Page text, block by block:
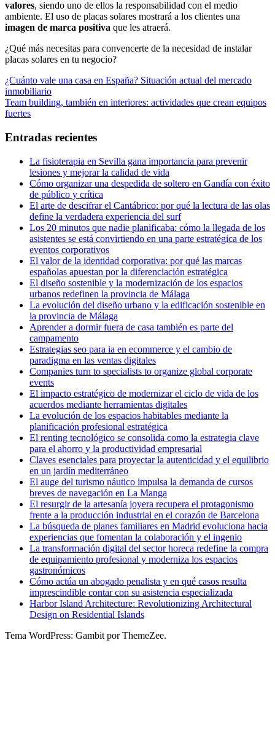
valores, siendo uno de ellos la responsabilidad con el medio
ambiente. El uso de placas solares mostrará a los clientes una
imagen de marca positiva que les atraerá.
¿Qué más necesitas para convencerte de la necesidad de instalar
placas solares en tu negocio?
Navegación
de
entradas
Entrada
anterior:
¿Cuánto vale una casa en España? Situación actual del mercado
inmobiliario
Entrada
siguiente:
Team building, también en interiores: actividades que crean equipos
fuertes
Entradas recientes
La fisioterapia en Sevilla gana importancia para prevenir
lesiones y mejorar la calidad de vida
Cómo organizar una despedida de soltero en Gandía con éxito
de público y crítica
El arte de descifrar el Cantábrico: por qué la lectura de las olas
define la verdadera experiencia del surf
Los 20 minutos que nadie planificaba: cómo la llegada de los
asistentes se está convirtiendo en una parte estratégica de los
eventos corporativos
El valor de la identidad corporativa: por qué las marcas
españolas apuestan por la diferenciación estratégica
El diseño sostenible y la modernización de los espacios
urbanos redefinen la provincia de Málaga
La evolución del diseño urbano y la edificación sostenible en
la provincia de Málaga
Aprender a dormir fuera de casa también es parte del
campamento
Estrategias seo para ia en ecommerce y el cambio de
paradigma en las ventas digitales
Companies turn to specialists to organize global corporate
events
El impacto estratégico de modernizar el ciclo de vida de los
acuerdos mediante herramientas digitales
La evolución de los espacios habitables mediante la
planificación profesional estratégica
El renting tecnológico se consolida como la estrategia clave
para el ahorro y la productividad empresarial
Claves esenciales para proyectar la autenticidad y el equilibrio
en un jardín mediterráneo
El auge del turismo náutico impulsa la demanda de cursos
breves de navegación en La Manga
El resurgir de la artesanía joyera recupera el protagonismo
frente a la producción industrial en el corazón de Barcelona
La búsqueda de planes familiares en Madrid evoluciona hacia
experiencias que fomentan la colaboración y el ingenio
La transformación digital del sector horeca redefine la compra
de equipamiento profesional y moderniza los espacios
gastronómicos
Cómo actúa un abogado penalista y en qué casos resulta
imprescindible contar con su asistencia especializada
Harbor Island Architecture: Revolutionizing Architectural
Design on Residential Islands
Tema WordPress: Gambit por ThemeZee.